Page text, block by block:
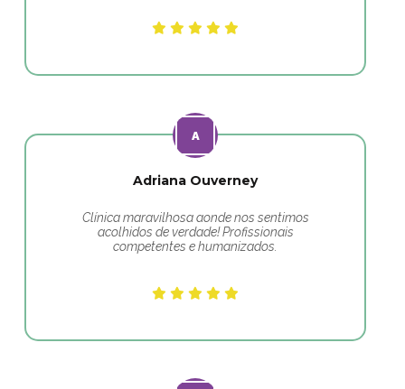
Adriana Ouverney
Clínica maravilhosa aonde nos sentimos
acolhidos de verdade! Profissionais
competentes e humanizados.